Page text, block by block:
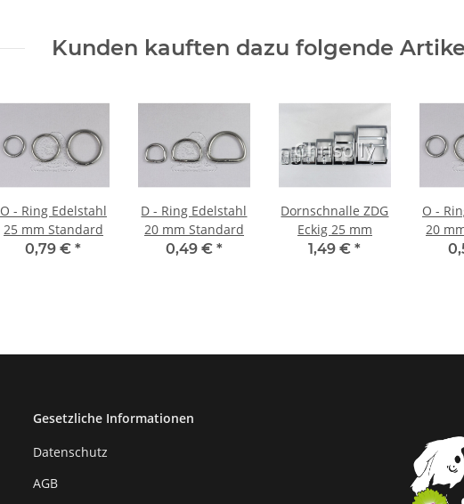
Kunden kauften dazu folgende
O - Ring Edelstahl
25 mm Standard
0,79 €*
D - Ring Edelstahl
20 mm Standard
0,49 € *
Dornschnalle ZDG
Eckig 25 mm
1,49 €*
O -
20
Gesetzliche Informationen
Datenschutz
AGB